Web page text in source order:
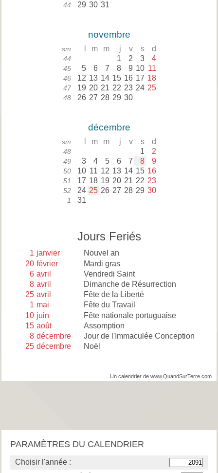
44 29 30 31
novembre
sm m m j v s d
44 1 2 3 4
45 5 6 7 8 9 10 11
46 12 13 14 15 16 17 18
47 19 20 21 22 23 24 25
48 26 27 28 29 30
décembre
sm m m j v s d
48 1 2
49 3 4 5 6 7 8 9
50 10 11 12 13 14 15 16
51 17 18 19 20 21 22 23
52 24 25 26 27 28 29 30
1 31
Jours Feriés
1 janvier
Nouvel an
20 février
Mardi gras
6 avril
Vendredi Saint
8 avril
Dimanche de Résurrection
25 avril
Fête de la Liberté
1 mai
Fête du Travail
10 juin
Fête nationale portuguaise
15 août
Assomption
8 décembre
Jour de l'Immaculée Conception
25 décembre Noël
Un calendrier de www.QuandSurTerre.com
PARAMÈTRES DU CALENDRIER
Choisir l'année :